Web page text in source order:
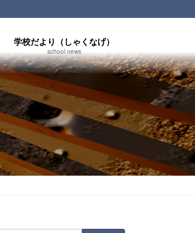
学校だより（しゃくなげ）
school news